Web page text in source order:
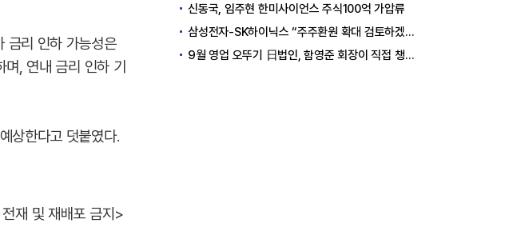
금리 인하 가능성은
, 연내 금리 인하 기
상한다고 덧붙였다.
재 및 재배포 금지>
신동국, 임주현 한미사이언스 주식100억 가압류
삼성전자-SK하이닉스 “주주환원 확대 검토하겠다”
9월 영업 오뚜기 日법인, 함영준 회장이 직접 챙긴다